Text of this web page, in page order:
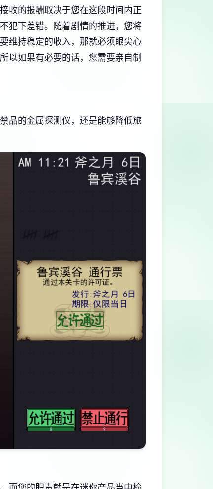
收的报酬取决于您在这段时间内正
犯下差错。随着剧情的推进，您将
维持稳定的收入，那就必须眼尖心
以如果有必要的话，您需要亲自制
品的金属探测仪，还是能够降低旅